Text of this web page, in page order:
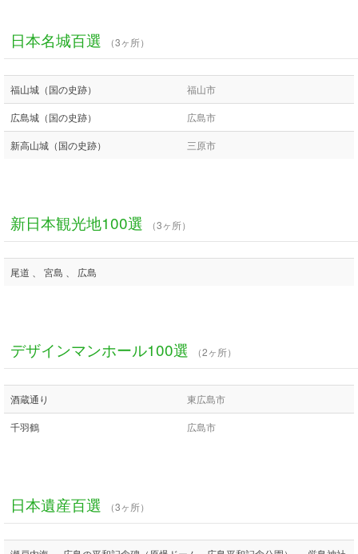
日本名城百選 （3ヶ所）
福山城（国の史跡） 福山市
広島城（国の史跡） 広島市
新高山城（国の史跡） 三原市
新日本観光地100選 （3ヶ所）
尾道 、 宮島 、 広島
デザインマンホール100選 （2ヶ所）
酒蔵通り 東広島市
千羽鶴 広島市
日本遺産百選 （3ヶ所）